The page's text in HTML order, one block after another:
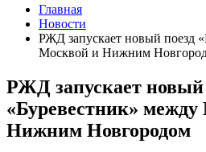
Главная
Новости
РЖД запускает новый поезд
Москвой и Нижним
РЖД запускает новый
«Буревестник»
Нижним Новгородом